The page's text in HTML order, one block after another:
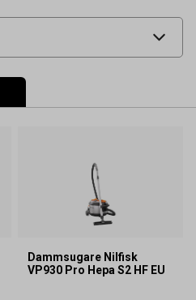
47121607
Dammsugare Nilfisk
VP930 Pro Hepa S2 HF EU